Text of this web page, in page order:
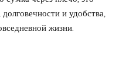
и удобства,
жизни.